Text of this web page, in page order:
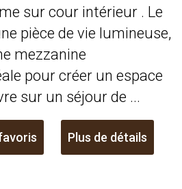
sur cour intérieur . Le
pièce de vie lumineuse,
mezzanine
pour créer un espace
sur un séjour de ...
Plus de détails